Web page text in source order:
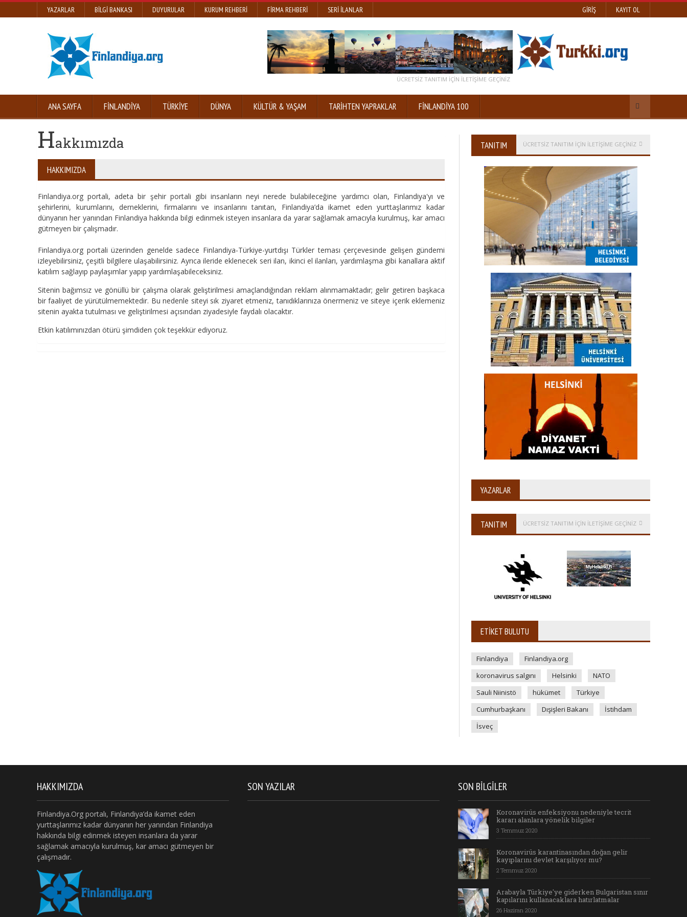
YAZARLAR BILGI BANKASI DUYURULAR KURUM REHBERI FIRMA REHBERI SERI İLANLAR KAYIT OL
GIRIŞ
ÜCRETSİZ TANITIM IÇIN ILETIŞIME GEÇINIZ
ANA SAYFA FINLANDIYA TÜRKIYE DÜNYA KÜLTÜR & YAŞAM TARİHTEN YAPRAKLAR FİNLANDİYA 100
Hakkımızda
HAKKIMIZDA
Finlandiya.org portali, adeta bir şehir portali gibi insanların neyi nerede bulabileceğine yardımcı olan, Finlandiya'yı ve
şehirlerini, kurumlarını, derneklerini, firmalarını ve insanlarını tanıtan, Finlandiya’da ikamet eden yurttaşlarımız kadar
dünyanın her yanından Finlandiya hakkında bilgi edinmek isteyen insanlara da yarar sağlamak amacıyla kurulmuş, kar amacı
gütmeyen bir çalışmadır.
Finlandiya.org portali üzerinden genelde sadece Finlandiya-Türkiye-yurtdışı Türkler teması çerçevesinde gelişen gündemi
izleyebilirsiniz, çeşitli bilgilere ulaşabilirsiniz. Ayrıca ileride eklenecek seri ilan, ikinci el ilanları, yardımlaşma gibi kanallara aktif
katılım sağlayıp paylaşımlar yapıp yardımlaşabileceksiniz.
Sitenin bağımsız ve gönüllü bir çalışma olarak geliştirilmesi amaçlandığından reklam alınmamaktadır; gelir getiren başkaca
bir faaliyet de yürütülmemektedir. Bu nedenle siteyi sık ziyaret etmeniz, tanıdıklarınıza önermeniz ve siteye içerik eklemeniz
sitenin ayakta tutulması ve geliştirilmesi açısından ziyadesiyle faydalı olacaktır.
Etkin katılımınızdan ötürü şimdiden çok teşekkür ediyoruz.
TANITIM ÜCRETSİZ TANITIM IÇIN ILETIŞIME GEÇINIZ
YAZARLAR
TANITIM ÜCRETSİZ TANITIM IÇIN ILETIŞIME GEÇINIZ
ETIKET BULUTU
Finlandiya
Finlandiya.org
koronavirus salgını
Helsinki
NATO
Sauli Niinistö
hükümet
Türkiye
Cumhurbaşkanı
Dışişleri Bakanı
İstihdam
İsveç
HAKKIMIZDA
Finlandiya.Org portalı, Finlandiya’da ikamet eden
yurttaşlarımız kadar dünyanın her yanından Finlandiya
hakkında bilgi edinmek isteyen insanlara da yarar
sağlamak amacıyla kurulmuş, kar amacı gütmeyen bir
çalışmadır.
SON YAZILAR SON BILGILER
Koronavirüs enfeksiyonu nedeniyle tecrit
kararı alanlara yönelik bilgiler
3 Temmuz 2020
Koronavirüs karantinasından doğan gelir
kayıplarını devlet karşılıyor mu?
2 Temmuz 2020
Arabayla Türkiye'ye giderken Bulgaristan sınır
kapılarını kullanacaklara hatırlatmalar
26 Haziran 2020